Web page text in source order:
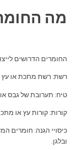
מה
החומרים הדרושים
רשת: רשת מתכת או
טיח: תערובת של גבס
קורות: קורות עץ או
כיסויי הגנה: חומרים
ובלגן.